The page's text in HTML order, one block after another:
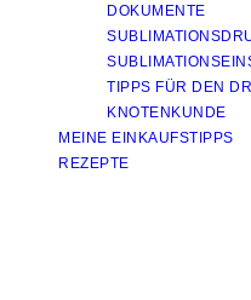
DOKUMENTE
TIPPS FÜR DEN
KNOTENKUNDE
MEINE EINKAUFSTIPPS
REZEPTE